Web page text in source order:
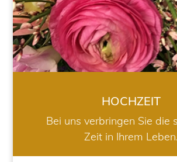
HOCHZEIT
Bei uns verbringen Sie die
Zeit in Ihrem Leben.